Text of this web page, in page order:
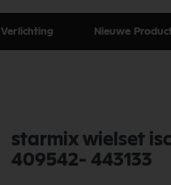
Verlichting Nieuwe
starmix wielset
409542- 443133